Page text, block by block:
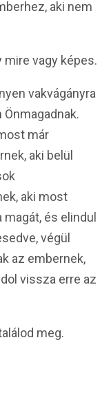
aki nem
mire vagy képes.
vakvágányra
már
aki belül
aki most
és elindul
végül
az embernek,
vissza erre az
meg.